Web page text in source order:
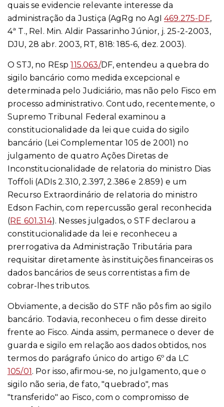
quais se evidencie relevante interesse da
administração da Justiça (AgRg no AgI469.275-DF,
4ª T., Rel. Min. Aldir Passarinho Júnior, j. 25-2-2003,
DJU, 28 abr. 2003, RT, 818: 185-6, dez. 2003).
O STJ, no REsp115.063/DF, entendeu a quebra do
sigilo bancário como medida excepcional e
determinada pelo Judiciário, mas não pelo Fisco em
processo administrativo. Contudo, recentemente, o
Supremo Tribunal Federal examinou a
constitucionalidade da lei que cuida do sigilo
bancário (Lei Complementar 105 de 2001) no
julgamento de quatro Ações Diretas de
Inconstitucionalidade de relatoria do ministro Dias
Toffoli (ADIs 2.310, 2.397, 2.386 e 2.859) e um
Recurso Extraordinário de relatoria do ministro
Edson Fachin, com repercussão geral reconhecida
(RE 601.314). Nesses julgados, o STF declarou a
constitucionalidade da lei e reconheceu a
prerrogativa da Administração Tributária para
requisitar diretamente às instituições financeiras os
dados bancários de seus correntistas a fim de
cobrar-lhes tributos.
Obviamente, a decisão do STF não pôs fim ao sigilo
bancário. Todavia, reconheceu o fim desse direito
frente ao Fisco. Ainda assim, permanece o dever de
guarda e sigilo em relação aos dados obtidos, nos
termos do parágrafo único do artigo 6º da LC
105/01. Por isso, afirmou-se, no julgamento, que o
sigilo não seria, de fato, "quebrado", mas
"transferido" ao Fisco, com o compromisso de